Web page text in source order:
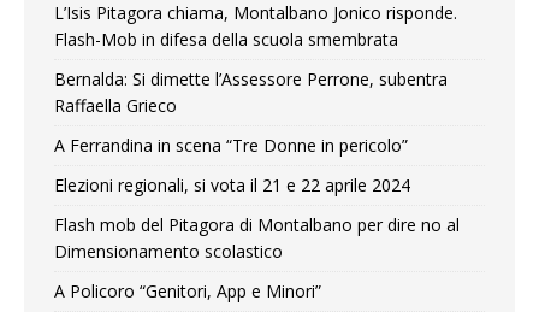
L’Isis Pitagora chiama, Montalbano Jonico risponde.
Flash-Mob in difesa della scuola smembrata
Bernalda: Si dimette l’Assessore Perrone, subentra
Raffaella Grieco
A Ferrandina in scena “Tre Donne in pericolo”
Elezioni regionali, si vota il 21 e 22 aprile 2024
Flash mob del Pitagora di Montalbano per dire no al
Dimensionamento scolastico
A Policoro “Genitori, App e Minori”